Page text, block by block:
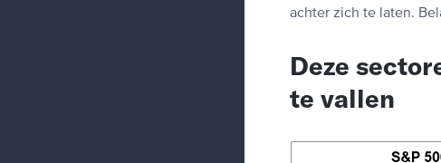
achter zich te laten.
Deze
te vallen